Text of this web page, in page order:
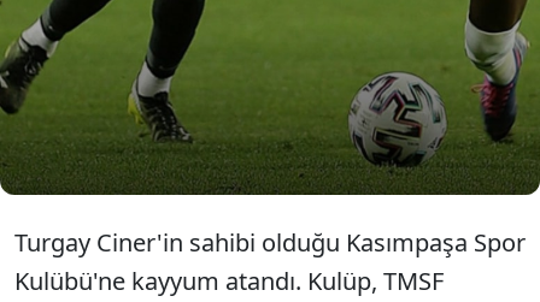
Grubu’na bağlı Park Holding çatısı altındaki
şirketlere kayyum atandı. Kayyum atanan
kurumlar arasında Turgay Ciner’in sahibi
olduğu Kasımpaşa Spor Kulübü de var
Turgay Ciner'in sahibi olduğu Kasımpaşa Spor
Kulübü'ne kayyum atandı. Kulüp, TMSF